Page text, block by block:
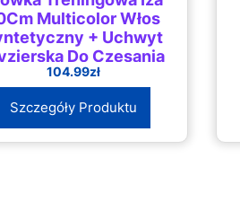
Multicolor Włos
+ Uchwyt
Do Czesania
Głowa Ćwiczeń
104.99zł
Szczegóły Produktu